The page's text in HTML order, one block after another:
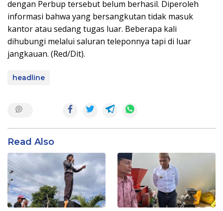
dengan Perbup tersebut belum berhasil. Diperoleh
informasi bahwa yang bersangkutan tidak masuk
kantor atau sedang tugas luar. Beberapa kali
dihubungi melalui saluran teleponnya tapi di luar
jangkauan. (Red/Dit).
headline
Read Also